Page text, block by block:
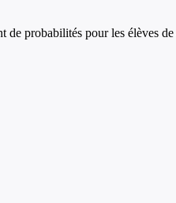
de probabilités pour les élèves de